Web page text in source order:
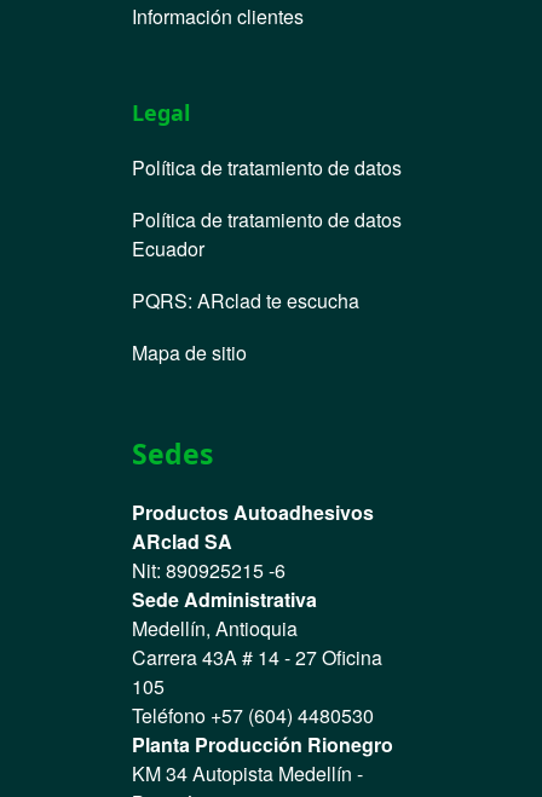
Información clientes
Legal
Política de tratamiento de datos
Política de tratamiento de datos
Ecuador
PQRS: ARclad te escucha
Mapa de sitio
Sedes
Productos Autoadhesivos
ARclad SA
Nit: 890925215 -6
Sede Administrativa
Medellín, Antioquia
Carrera 43A # 14 - 27 Oficina
105
Teléfono +57 (604) 4480530
Planta Producción Rionegro
KM 34 Autopista Medellín -